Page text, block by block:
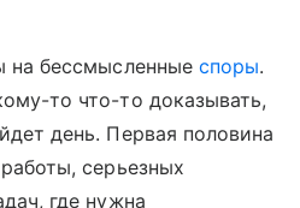
на бессмысленные споры.
то что-то доказывать,
день. Первая половина
серьезных
где нужна